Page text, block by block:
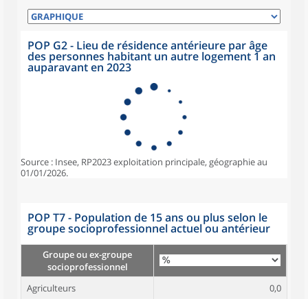
POP G2 - Lieu de résidence antérieure par âge
des personnes habitant un autre logement 1 an
auparavant en 2023
Source : Insee, RP2023 exploitation principale, géographie au
01/01/2026.
POP T7 - Population de 15 ans ou plus selon le
groupe socioprofessionnel actuel ou antérieur
Groupe ou ex-groupe
socioprofessionnel
Agriculteurs
0,0